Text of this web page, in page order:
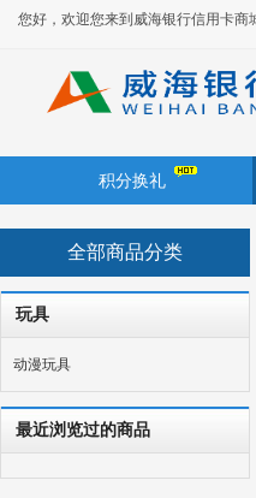
您好，欢迎您来到威海银行信用卡商
积分换礼
全部商品分类
玩具
动漫玩具
最近浏览过的商品